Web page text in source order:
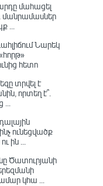
մահացել
մանրամասներ
...
Նարեկ
հետո
տրվել է
որտեղ է՞․
...
ունեցվածք
ին ...
Ծատուրյանի
կհա ...